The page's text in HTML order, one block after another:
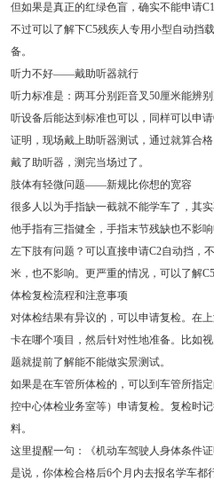
但如果是真正的红绿色盲，确实不能申请
不过可以了解下C5残疾人专用小型自动挡
备。
听力不好——戴助听器就行
听力标准是：两耳分别距音叉50厘米能辨
听设备后能达到标准也可以，同样可以申
证明，现场戴上助听器测试，通过就算合
戴了助听器，测完当场过了。
肢体有轻微问题——新规比你想的宽容
很多人以为手指缺一截就不能学车了，其
他手指有三指健全，手指末节残缺也不影响
左下肢有问题？可以直接申请C2自动挡，
米，也不影响。更严重的情况，可以了解
体检复检流程和注意事项
对体检结果有异议的，可以申请复检。在
卡在哪个项目，然后针对性地准备。比如
题就提前了解能不能做实景测试。
如果是在车管所体检的，可以到车管所指
控中心体检业务室等）申请复检。复检时
料。
这里提醒一句：《机动车驾驶人身体条件
是说，你体检合格后6个月内去报名学车都